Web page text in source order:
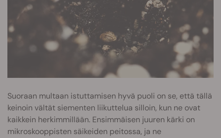
Suoraan multaan istuttamisen hyvä puoli on se, että tällä
keinoin vältät siementen liikuttelua silloin, kun ne ovat
kaikkein herkimmillään. Ensimmäisen juuren kärki on
mikroskooppisten säikeiden peitossa, ja ne